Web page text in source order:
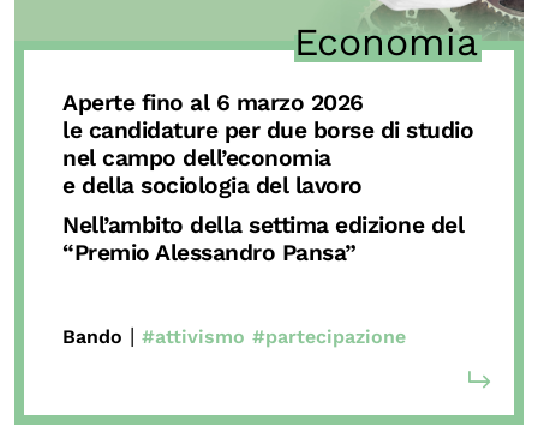
Economia
Aperte fino al 6 marzo 2026
le candidature per due borse di studio
nel campo dell’economia
e della sociologia del lavoro
Nell’ambito della settima edizione del
“Premio Alessandro Pansa”
Bando | #attivismo #partecipazione